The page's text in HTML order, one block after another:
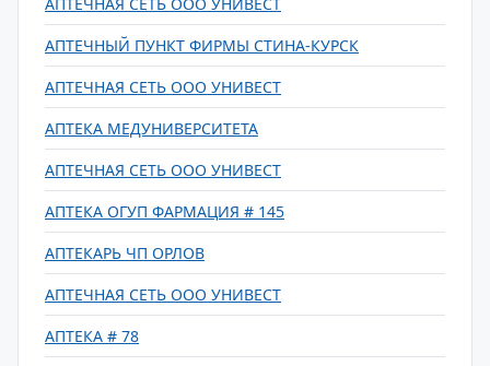
АПТЕЧНЫЙ ПУНКТ ФИРМЫ СТИНА-КУРСК
АПТЕЧНАЯ СЕТЬ ООО УНИВЕСТ
АПТЕКА МЕДУНИВЕРСИТЕТА
АПТЕЧНАЯ СЕТЬ ООО УНИВЕСТ
АПТЕКА ОГУП ФАРМАЦИЯ # 145
АПТЕКАРЬ ЧП ОРЛОВ
АПТЕЧНАЯ СЕТЬ ООО УНИВЕСТ
АПТЕКА # 78